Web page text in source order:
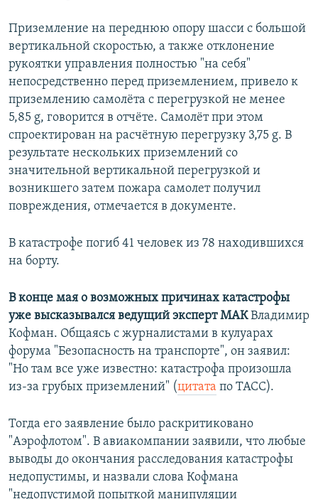
Приземление на переднюю опору шасси с большой
вертикальной скоростью, а также отклонение
рукоятки управления полностью "на себя"
непосредственно перед приземлением, привело к
приземлению самолёта с перегрузкой не менее
5,85 g, говорится в отчёте. Самолёт при этом
спроектирован на расчётную перегрузку 3,75 g. В
результате нескольких приземлений со
значительной вертикальной перегрузкой и
возникшего затем пожара самолет получил
повреждения, отмечается в документе.
В катастрофе погиб 41 человек из 78 находившихся
на борту.
В конце мая о возможных причинах катастрофы
уже высказывался ведущий эксперт МАКВладимир
Кофман. Общаясь с журналистами в кулуарах
форума "Безопасность на транспорте", он заявил:
"Но там все уже известно: катастрофа произошла
из-за грубых приземлений" (цитата по ТАСС).
Тогда его заявление было раскритиковано
"Аэрофлотом". В авиакомпании заявили, что любые
выводы до окончания расследования катастрофы
недопустимы, и назвали слова Кофмана
"недопустимой попыткой манипуляции